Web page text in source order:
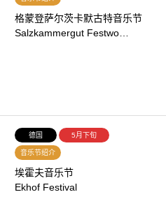
格蒙登萨尔茨卡默古特音乐节
Salzkammergut Festwo…
德国 5月下旬
音乐节绍介
埃霍夫音乐节
Ekhof Festival